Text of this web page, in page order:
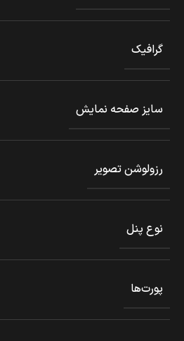
گرافیک
سایز صفحه نمایش
رزولوشن تصویر
نوع پنل
پورت‌ها